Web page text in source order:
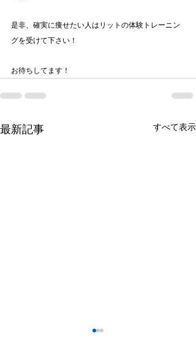
是非、確実に痩せたい人はリットの体験トレーニン
グを受けて下さい！
お待ちしてます！
最新記事 すべて表示